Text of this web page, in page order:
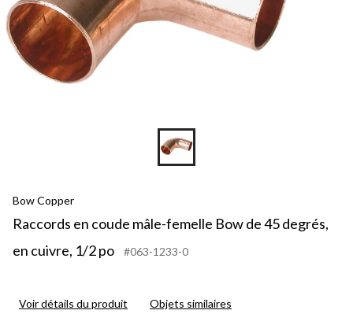
Bow Copper
Raccords en coude mâle-femelle Bow de 45 degrés,
en cuivre, 1/2 po
#063-1233-0
Voir détails du produit Objets similaires